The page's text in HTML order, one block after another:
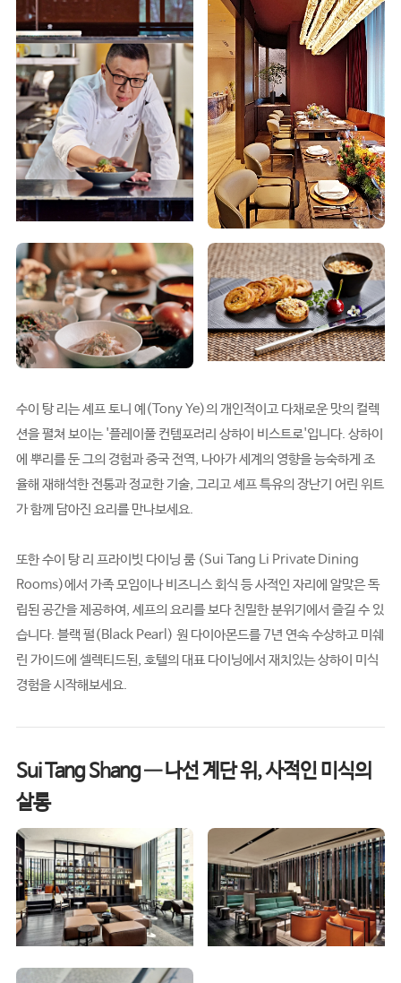
수이 탕 리는 셰프 토니 예(Tony Ye)의 개인적이고 다채로운 맛의 컬렉
션을 펼쳐 보이는 '플레이풀 컨템포러리 상하이 비스트로'입니다. 상하이
에 뿌리를 둔 그의 경험과 중국 전역, 나아가 세계의 영향을 능숙하게 조
율해 재해석한 전통과 정교한 기술, 그리고 셰프 특유의 장난기 어린 위트
가 함께 담아진 요리를 만나보세요.
또한 수이 탕 리 프라이빗 다이닝 룸 (Sui Tang Li Private Dining
Rooms)에서 가족 모임이나 비즈니스 회식 등 사적인 자리에 알맞은 독
립된 공간을 제공하여, 셰프의 요리를 보다 친밀한 분위기에서 즐길 수 있
습니다. 블랙 펄(Black Pearl) 원 다이아몬드를 7년 연속 수상하고 미쉐
린 가이드에 셀렉티드된, 호텔의 대표 다이닝에서 재치있는 상하이 미식
경험을 시작해보세요.
Sui Tang Shang — 나선 계단 위, 사적인 미식의
살롱